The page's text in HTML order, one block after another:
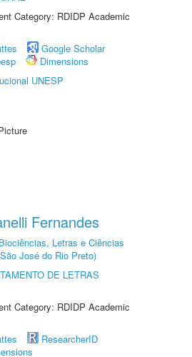
Category: RDIDP Academic
Google Scholar
Dimensions
UNESP
Fernandes
Letras e Ciências
José do Rio Preto)
DE LETRAS
Category: RDIDP Academic
ResearcherID